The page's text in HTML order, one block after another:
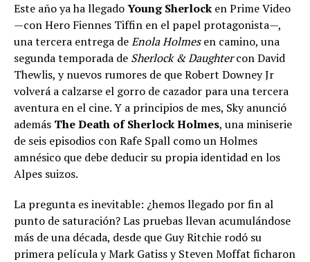
Este año ya ha llegadoYoung Sherlock en Prime Video
—con Hero Fiennes Tiffin en el papel protagonista—,
una tercera entrega deEnola Holmesen camino, una
segunda temporada de Sherlock & Daughtercon David
Thewlis, y nuevos rumores de que Robert Downey Jr
volverá a calzarse el gorro de cazador para una tercera
aventura en el cine. Y a principios de mes, Sky anunció
además The Death of Sherlock Holmes, una miniserie
de seis episodios con Rafe Spall como un Holmes
amnésico que debe deducir su propia identidad en los
Alpes suizos.
La pregunta es inevitable: ¿hemos llegado por fin al
punto de saturación? Las pruebas llevan acumulándose
más de una década, desde que Guy Ritchie rodó su
primera película y Mark Gatiss y Steven Moffat ficharon